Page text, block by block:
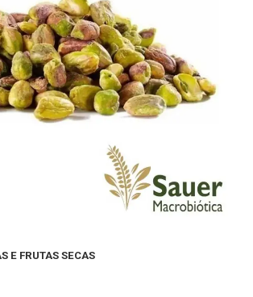
E FRUTAS SECAS